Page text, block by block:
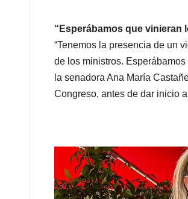
“Esperábamos que vinieran
“Tenemos la presencia de un
de los ministros.
la senadora Ana María
Congreso, antes de dar inicio